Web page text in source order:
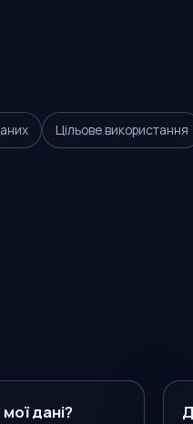
Цільове використання
дані?